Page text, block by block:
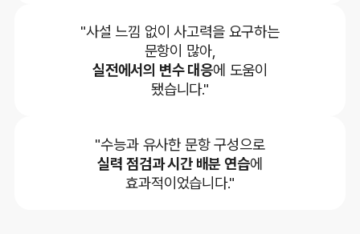
"사설 느낌 없이 사고력을 요구하는
문항이 많아,
실전에서의 변수 대응에 도움이
됐습니다."
"수능과 유사한 문항 구성으로
실력 점검과 시간 배분 연습에
효과적이었습니다."